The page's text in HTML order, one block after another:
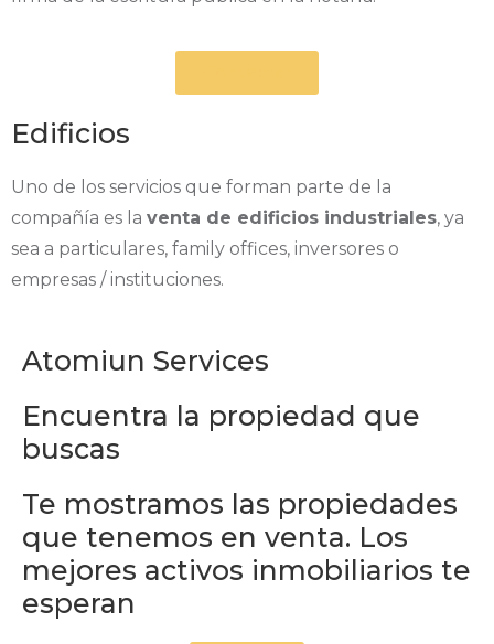
Edificios
Uno de los servicios que forman parte de la
compañía es la venta de edificios industriales, ya
sea a particulares, family offices, inversores o
empresas / instituciones.
Atomiun Services
Encuentra la propiedad que
buscas
Te mostramos las propiedades
que tenemos en venta. Los
mejores activos inmobiliarios te
esperan